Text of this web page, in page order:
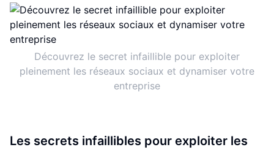
Découvrez le secret infaillible pour exploiter
pleinement les réseaux sociaux et dynamiser votre
entreprise
Les secrets infaillibles pour exploiter les